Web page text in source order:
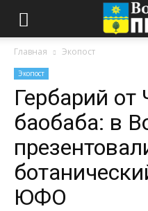
Главная Экопост
Экопост
Гербарий
баобаба: в
ЮФО